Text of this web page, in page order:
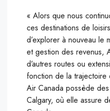
« Alors que nous
ces destinations de
d’explorer à nouveau le
et gestion des revenus,
d’autres routes ou
fonction de la
Air Canada possède
Calgary, où elle assure